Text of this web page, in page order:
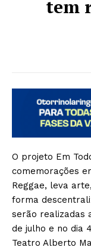
tem
O projeto Em
comemorações
Reggae, leva
forma
serão realizadas
de julho e no dia
Teatro Alberto